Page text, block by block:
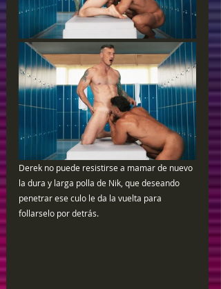
Derek no puede resistirse a mamar de nuevo
la dura y larga polla de Nik, que deseando
penetrar ese culo le da la vuelta para
follarselo por detrás.